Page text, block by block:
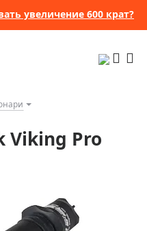
увеличение 600 крат?
Viking Pro